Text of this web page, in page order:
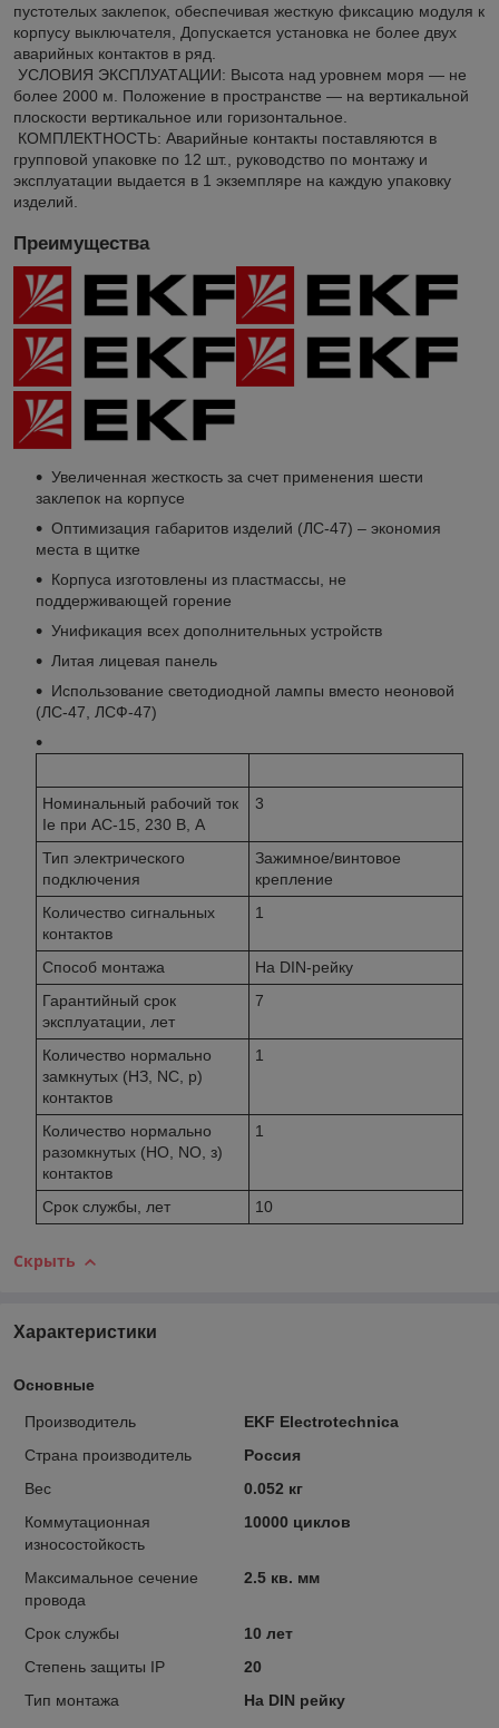
пустотелых заклепок, обеспечивая жесткую фиксацию модуля к
корпусу выключателя, Допускается установка не более двух
аварийных контактов в ряд.
УСЛОВИЯ ЭКСПЛУАТАЦИИ: Высота над уровнем моря — не
более 2000 м. Положение в пространстве — на вертикальной
плоскости вертикальное или горизонтальное.
КОМПЛЕКТНОСТЬ: Аварийные контакты поставляются в
групповой упаковке по 12 шт., руководство по монтажу и
эксплуатации выдается в 1 экземпляре на каждую упаковку
изделий.
Преимущества
Увеличенная жесткость за счет применения шести
заклепок на корпусе
Оптимизация габаритов изделий (ЛС-47) – экономия
места в щитке
Корпуса изготовлены из пластмассы, не
поддерживающей горение
Унификация всех дополнительных устройств
Литая лицевая панель
Использование светодиодной лампы вместо неоновой
(ЛС-47, ЛСФ-47)
Номинальный рабочий ток
Ie при AC-15, 230 В, А
3
Тип электрического
подключения
Зажимное/винтовое
крепление
Количество сигнальных
контактов
1
Способ монтажа
На DIN-рейку
Гарантийный срок
эксплуатации, лет
7
Количество нормально
замкнутых (НЗ, NC, р)
контактов
1
Количество нормально
разомкнутых (НО, NO, з)
контактов
1
Срок службы, лет 10
Скрыть
Характеристики
Основные
Производитель
EKF Electrotechnica
Страна производитель
Россия
Вес
0.052 кг
Коммутационная
износостойкость
10000 циклов
Максимальное сечение
провода
2.5 кв. мм
Срок службы
10 лет
Степень защиты IP
20
Тип монтажа
На DIN рейку